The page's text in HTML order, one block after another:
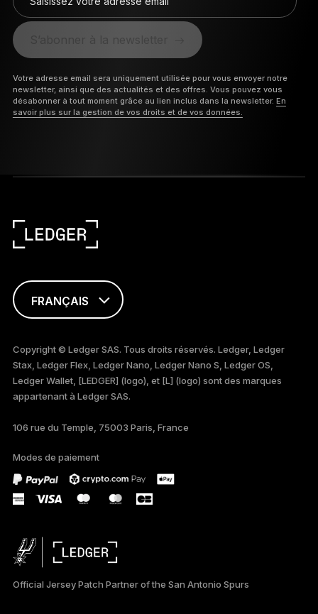
S’abonner à la newsletter
Votre adresse email sera uniquement utilisée pour vous envoyer notre
newsletter, ainsi que des actualités et des offres. Vous pouvez vous
désabonner à tout moment grâce au lien inclus dans la newsletter. En
savoir plus sur la gestion de vos droits et de vos données.
FRANÇAIS
TÜRKÇE
DEUTSCH
PORTUGUÊS
ภาษาไทย
Copyright © Ledger SAS. Tous droits réservés. Ledger, Ledger
Stax, Ledger Flex, Ledger Nano, Ledger Nano S, Ledger OS,
Ledger Wallet, [LEDGER] (logo), et [L] (logo) sont des marques
appartenant à Ledger SAS.
106 rue du Temple, 75003 Paris, France
Modes de paiement
Official Jersey Patch Partner of the San Antonio Spurs